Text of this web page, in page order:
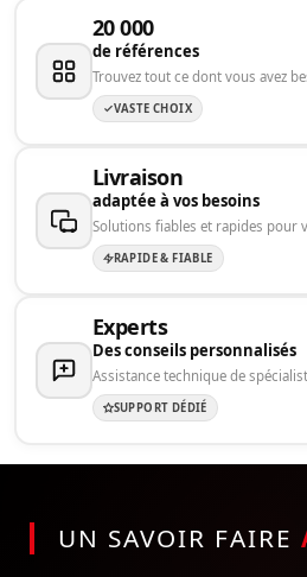
20 000
de références
Trouvez tout ce dont vous avez
VASTE CHOIX
Livraison
adaptée à vos besoins
Solutions fiables et rapides pour
RAPIDE & FIABLE
Experts
Des conseils personnalisés
Assistance technique de
SUPPORT DÉDIÉ
UN SAVOIR FAIRE